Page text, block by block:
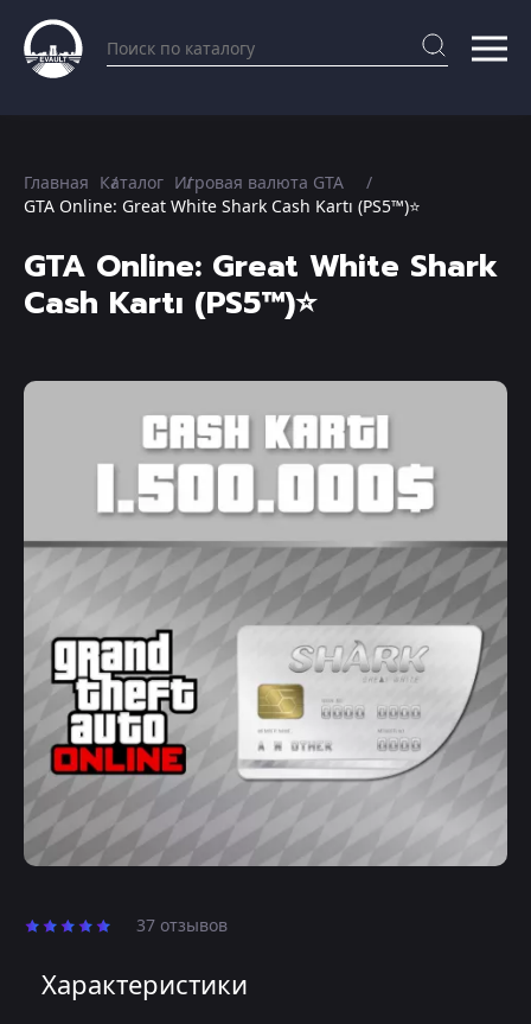
Главная Каталог Игровая валюта GTA
GTA Online: Great White Shark Cash Kartı (PS5™)⭐️
GTA Online: Great White Shark
Cash Kartı (PS5™)⭐️
37 отзывов
Характеристики